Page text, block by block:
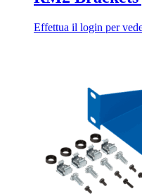
Effettua il login per